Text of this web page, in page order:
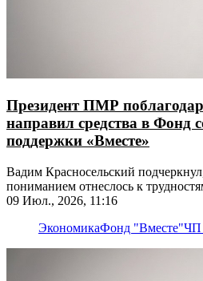
Президент ПМР
направил средства в Фонд
поддержки «Вместе»
Вадим Красносельский
пониманием отнеслось к
внести свой вклад в их преодоление
09 Июл., 2026, 11:16
ЭкономикаФонд "Вместе"ЧП